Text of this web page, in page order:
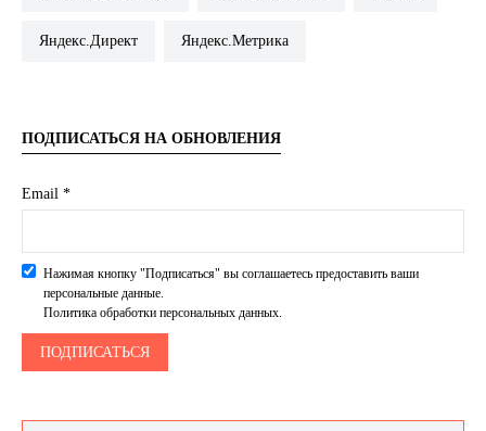
Яндекс.Директ Яндекс.Метрика
ПОДПИСАТЬСЯ НА ОБНОВЛЕНИЯ
Email *
Нажимая кнопку "Подписаться" вы соглашаетесь предоставить ваши
персональные данные.
Политика обработки персональных данных.